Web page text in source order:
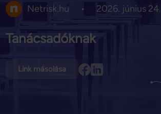
Netrisk.hu • 2026. június 24.
Tanácsadóknak
Link másolása